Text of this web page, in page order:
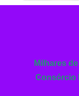
Milhares
Consórcio